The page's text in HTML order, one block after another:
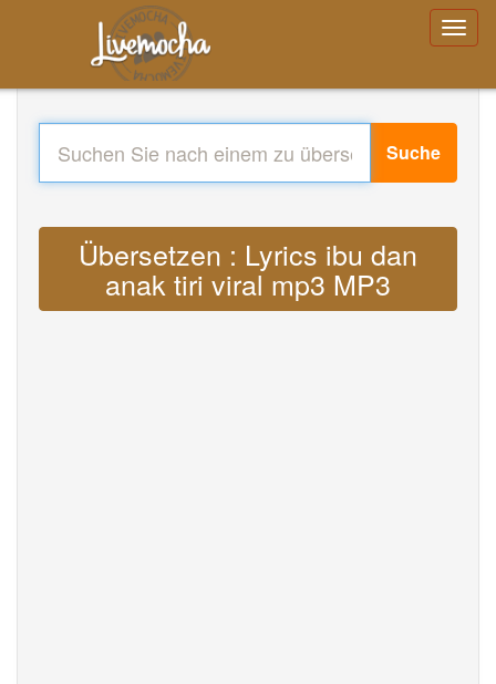
Suche
Übersetzen : Lyrics ibu dan
anak tiri viral mp3 MP3